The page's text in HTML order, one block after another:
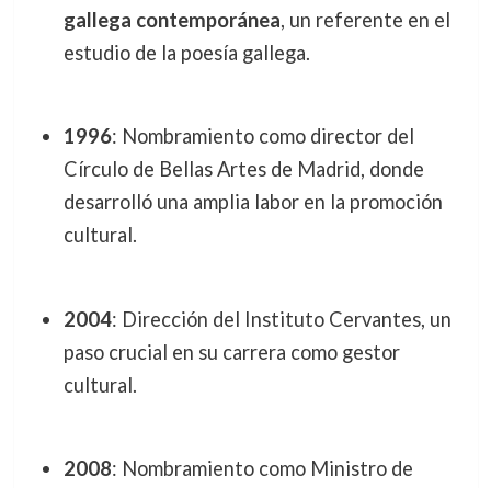
gallega contemporánea, un referente en el
estudio de la poesía gallega.
1996: Nombramiento como director del
Círculo de Bellas Artes de Madrid, donde
desarrolló una amplia labor en la promoción
cultural.
2004: Dirección del Instituto Cervantes, un
paso crucial en su carrera como gestor
cultural.
2008: Nombramiento como Ministro de